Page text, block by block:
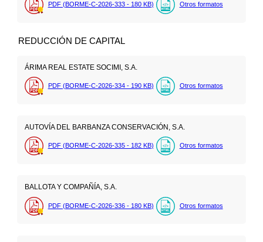
PDF (BORME-C-2026-333 - 180 KB) Otros formatos
REDUCCIÓN DE CAPITAL
ÁRIMA REAL ESTATE SOCIMI, S.A.
PDF (BORME-C-2026-334 - 190 KB) Otros formatos
AUTOVÍA DEL BARBANZA CONSERVACIÓN, S.A.
PDF (BORME-C-2026-335 - 182 KB) Otros formatos
BALLOTA Y COMPAÑÍA, S.A.
PDF (BORME-C-2026-336 - 180 KB) Otros formatos